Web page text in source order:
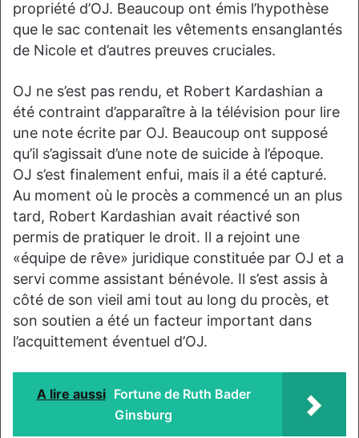
propriété d’OJ. Beaucoup ont émis l’hypothèse
que le sac contenait les vêtements ensanglantés
de Nicole et d’autres preuves cruciales.
OJ ne s’est pas rendu, et Robert Kardashian a
été contraint d’apparaître à la télévision pour lire
une note écrite par OJ. Beaucoup ont supposé
qu’il s’agissait d’une note de suicide à l’époque.
OJ s’est finalement enfui, mais il a été capturé.
Au moment où le procès a commencé un an plus
tard, Robert Kardashian avait réactivé son
permis de pratiquer le droit. Il a rejoint une
«équipe de rêve» juridique constituée par OJ et a
servi comme assistant bénévole. Il s’est assis à
côté de son vieil ami tout au long du procès, et
son soutien a été un facteur important dans
l’acquittement éventuel d’OJ.
A lire aussi Fortune de Ruth Bader
Ginsburg